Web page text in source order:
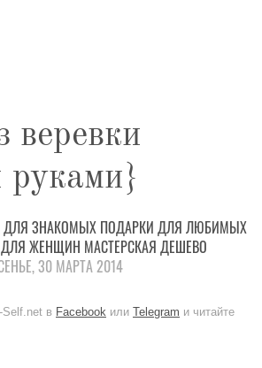
веревки
руками}
ДЛЯ ЗНАКОМЫХ ПОДАРКИ ДЛЯ ЛЮБИМЫХ
ДЛЯ ЖЕНЩИН МАСТЕРСКАЯ ДЕШЕВО
30 МАРТА 2014
в Facebook или Telegram и читайте